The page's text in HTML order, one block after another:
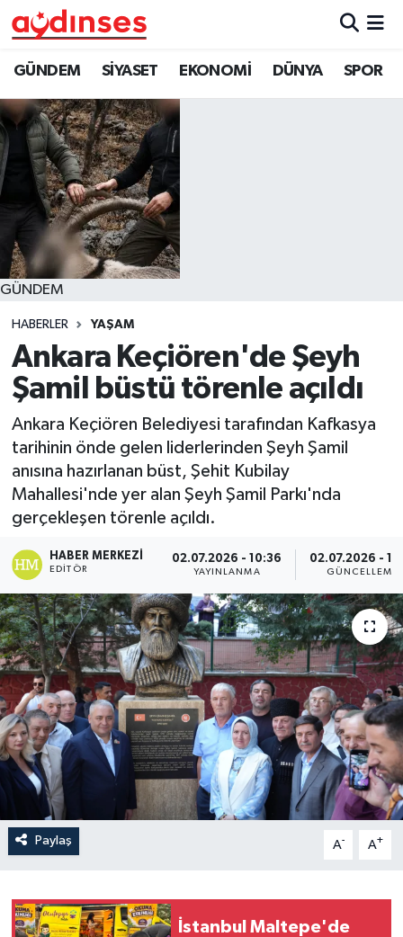
GÜNDEM SİYASET EKONOMİ DÜNYA SPOR
GÜNDEM
HABERLER YAŞAM
Ankara Keçiören'de Şeyh
Şamil büstü törenle açıldı
Ankara Keçiören Belediyesi tarafından Kafkasya
tarihinin önde gelen liderlerinden Şeyh Şamil
anısına hazırlanan büst, Şehit Kubilay
Mahallesi'nde yer alan Şeyh Şamil Parkı'nda
gerçekleşen törenle açıldı.
HABER MERKEZI
EDITÖR
02.07.2026 - 10:36
YAYINLANMA
02.07.2026 -
GÜNCELLEME
Paylaş A- A+
İstanbul Maltepe'de
GÜNDEM
SİYASET
EKONOMİ
DÜNYA
SPOR
MAGAZİN
YAŞAM
Nöbetçi Eczaneler
Hava Durumu
Aydin Namaz Vakitleri
Trafik Durumu
Süper Lig Puan Durumu ve Fikstür
Tüm Manşetler
Son Dakika Haberleri
Haber Arşivi